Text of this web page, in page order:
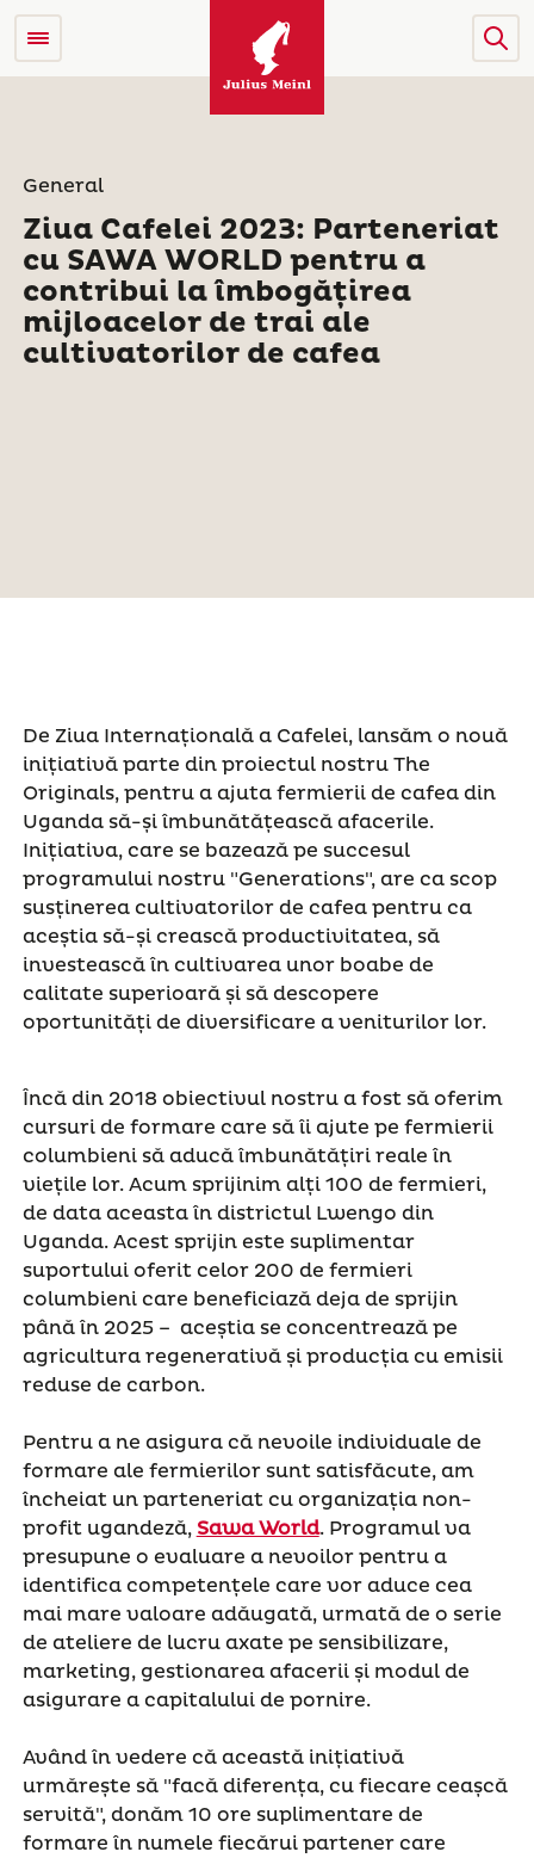
General
Ziua Cafelei 2023: Parteneriat
cu SAWA WORLD pentru a
contribui la îmbogățirea
mijloacelor de trai ale
cultivatorilor de cafea
De Ziua Internațională a Cafelei, lansăm o nouă
inițiativă parte din proiectul nostru The
Originals, pentru a ajuta fermierii de cafea din
Uganda să-și îmbunătățească afacerile.
Inițiativa, care se bazează pe succesul
programului nostru "Generations", are ca scop
susținerea cultivatorilor de cafea pentru ca
aceștia să-și crească productivitatea, să
investească în cultivarea unor boabe de
calitate superioară și să descopere
oportunități de diversificare a veniturilor lor.
Încă din 2018 obiectivul nostru a fost să oferim
cursuri de formare care să îi ajute pe fermierii
columbieni să aducă îmbunătățiri reale în
viețile lor. Acum sprijinim alți 100 de fermieri,
de data aceasta în districtul Lwengo din
Uganda. Acest sprijin este suplimentar
suportului oferit celor 200 de fermieri
columbieni care beneficiază deja de sprijin
până în 2025 – aceștia se concentrează pe
agricultura regenerativă și producția cu emisii
reduse de carbon.
Pentru a ne asigura că nevoile individuale de
formare ale fermierilor sunt satisfăcute, am
încheiat un parteneriat cu organizația non-
profit ugandeză, Sawa World. Programul va
presupune o evaluare a nevoilor pentru a
identifica competențele care vor aduce cea
mai mare valoare adăugată, urmată de o serie
de ateliere de lucru axate pe sensibilizare,
marketing, gestionarea afacerii și modul de
asigurare a capitalului de pornire.
Având în vedere că această inițiativă
urmărește să "facă diferența, cu fiecare ceașcă
servită", donăm 10 ore suplimentare de
formare în numele fiecărui partener care